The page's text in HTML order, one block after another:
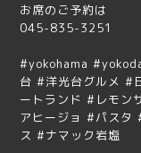
お席のご予約は
045-835-3251
#yokohama
台 #洋光台グルメ #
ートランド #レモン
アヒージョ #パスタ
ス #ナマック岩塩